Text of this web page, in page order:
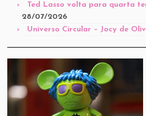
Ted Lasso volta para quarta
28/07/2026
Universo Circular – Jocy de